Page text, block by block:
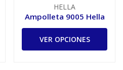
HELLA
Ampolleta 9005 Hella
VER OPCIONES